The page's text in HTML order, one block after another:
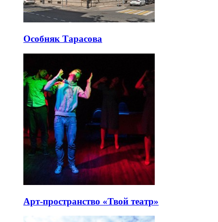
Особняк Тарасова
Арт-пространство «Твой театр»